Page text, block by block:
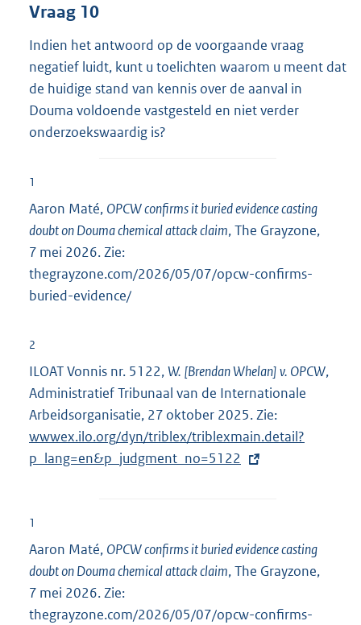
Vraag 10
Indien het antwoord op de voorgaande vraag
negatief luidt, kunt u toelichten waarom u meent dat
de huidige stand van kennis over de aanval in
Douma voldoende vastgesteld en niet verder
onderzoekswaardig is?
1
Aaron Maté, OPCW confirms it buried evidence casting
doubt on Douma chemical attack claim, The Grayzone,
7 mei 2026. Zie:
thegrayzone.com/2026/05/07/opcw-confirms-
buried-evidence/
2
ILOAT Vonnis nr. 5122,W. [Brendan Whelan] v. OPCW,
Administratief Tribunaal van de Internationale
Arbeidsorganisatie, 27 oktober 2025. Zie:
x
e
l
n
wwwex.ilo.org/dyn/triblex/triblexmain.detail?
p_lang=en&p_judgment_no=5122
1
Aaron Maté, OPCW confirms it buried evidence casting
doubt on Douma chemical attack claim, The Grayzone,
7 mei 2026. Zie:
thegrayzone.com/2026/05/07/opcw-confirms-